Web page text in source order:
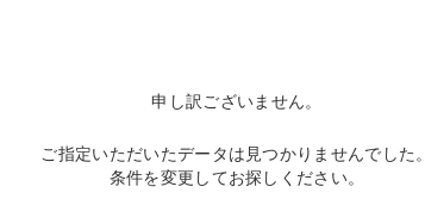
申し訳ございません。
ご指定いただいたデータは見つかりませんでした。
条件を変更してお探しください。